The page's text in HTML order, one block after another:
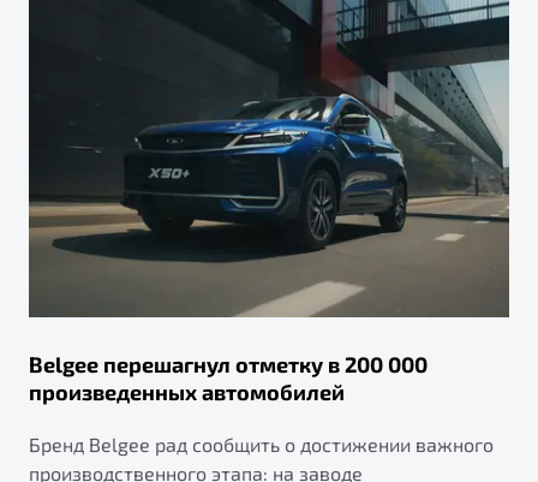
Belgee перешагнул отметку в 200 000
произведенных автомобилей
Бренд Belgee рад сообщить о достижении важного
производственного этапа: на заводе